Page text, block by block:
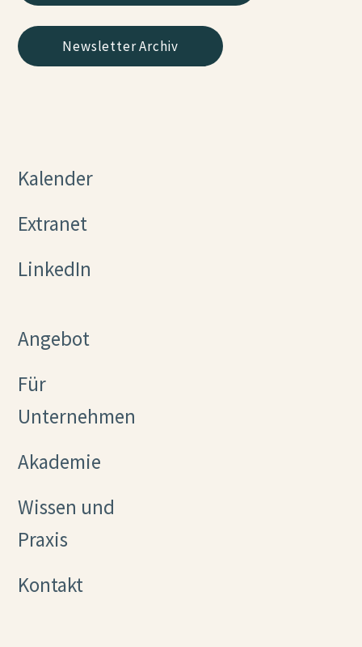
Newsletter Archiv
Kalender
Extranet
LinkedIn
Angebot
Für
Unternehmen
Akademie
Wissen und
Praxis
Kontakt